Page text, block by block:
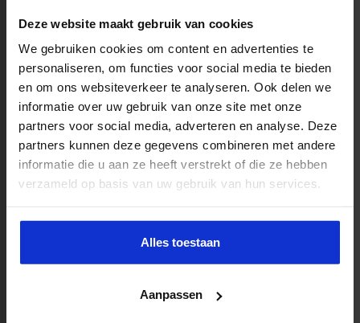
Deze website maakt gebruik van cookies
We gebruiken cookies om content en advertenties te
personaliseren, om functies voor social media te bieden
en om ons websiteverkeer te analyseren. Ook delen we
informatie over uw gebruik van onze site met onze
partners voor social media, adverteren en analyse. Deze
partners kunnen deze gegevens combineren met andere
informatie die u aan ze heeft verstrekt of die ze hebben
verzameld op basis van uw gebruik van hun services.
Alles toestaan
Aanpassen
MEER WETEN?
MEER WETEN?